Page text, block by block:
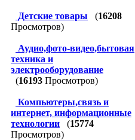
Детские товары (16208
Просмотров)
Аудио,фото-видео,бытовая
техника и
электрооборудование
(16193 Просмотров)
Компьютеры,связь и
интернет, информационные
технологии
(15774
Просмотров)